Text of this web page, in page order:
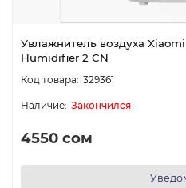
Увлажнитель воздуха
Humidifier 2 CN
329361
Закончился
4550 сом